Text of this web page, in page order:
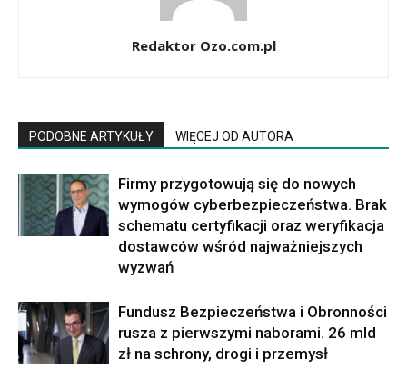
Redaktor Ozo.com.pl
PODOBNE ARTYKUŁY WIĘCEJ OD AUTORA
Firmy przygotowują się do nowych
wymogów cyberbezpieczeństwa. Brak
schematu certyfikacji oraz weryfikacja
dostawców wśród najważniejszych
wyzwań
Fundusz Bezpieczeństwa i Obronności
rusza z pierwszymi naborami. 26 mld
zł na schrony, drogi i przemysł